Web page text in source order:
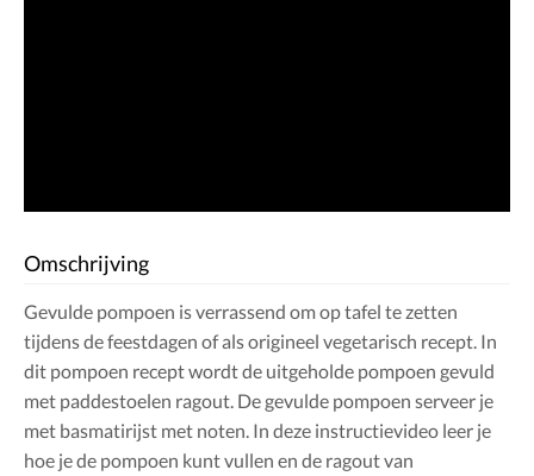
Omschrijving
Gevulde pompoen is verrassend om op tafel te zetten
tijdens de feestdagen of als origineel vegetarisch recept. In
dit pompoen recept wordt de uitgeholde pompoen gevuld
met paddestoelen ragout. De gevulde pompoen serveer je
met basmatirijst met noten. In deze instructievideo leer je
hoe je de pompoen kunt vullen en de ragout van